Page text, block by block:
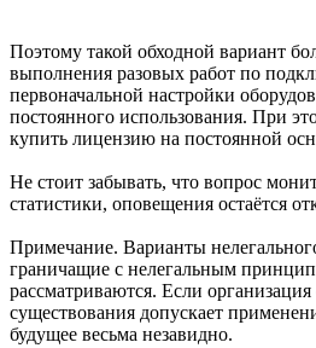
Поэтому такой обходной вариант
выполнения разовых работ по
первоначальной настройки
постоянного использования. При
купить лицензию на постоянной
Не стоит забывать, что вопрос
статистики, оповещения остаётся
Примечание. Варианты
граничащие с нелегальным
рассматриваются. Если организация
существования допускает
будущее весьма незавидно.